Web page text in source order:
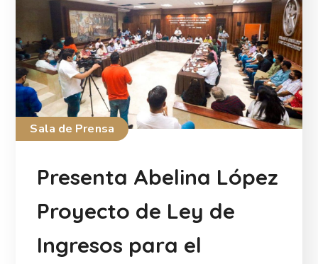
Sala de Prensa
Presenta Abelina López
Proyecto de Ley de
Ingresos para el